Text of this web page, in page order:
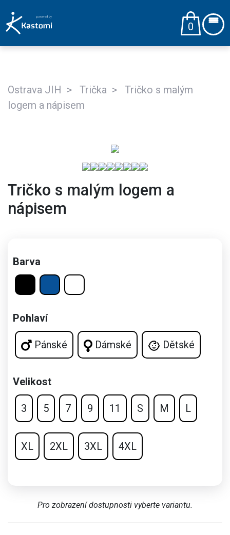
0
Ostrava JIH Trička
Tričko s malým
logem a nápisem
Tričko s malým logem a
nápisem
Barva
Pohlaví
Pánské Dámské Dětské
Velikost
3 5 7 9 11 S M L
XL 2XL 3XL 4XL
Pro zobrazení dostupnosti vyberte variantu.